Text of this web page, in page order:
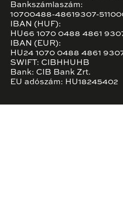
Bankszámlaszám:
10700488-48619307-
IBAN (HUF):
HU66 1070 0488 4861
IBAN (EUR):
HU24 1070 0488 4861
SWIFT: CIBHHUHB
Bank: CIB Bank Zrt.
EU adószám: HU18245402